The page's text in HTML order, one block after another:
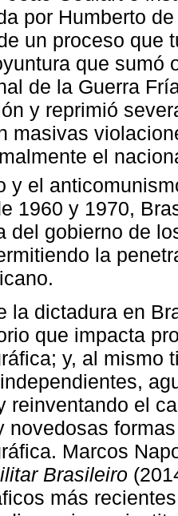
por Humberto
un proceso que
que sumó
de la Guerra
y reprimió
masivas
el
y el
1960 y 1970,
del gobierno de
la
la dictadura en
que impacta
y, al mismo
reinventando el
novedosas
Marcos
Brasileiro
más